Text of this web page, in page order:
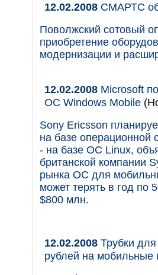
12.02.2008 СМАРТС
Поволжский сотовый
приобретение
модернизации и
12.02.2008 Microsoft
ОС Windows Mobile
Sony Ericsson
на базе
- на базе ОС Linux,
британской компании
рынка ОС для
может терять в год по
$800 млн.
12.02.2008 Трубки
рублей на мобильные